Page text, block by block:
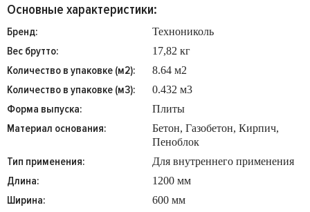
Основные характеристики:
Бренд: Технониколь
Вес брутто: 17,82 кг
Количество в упаковке (м2): 8.64 м2
Количество в упаковке (м3): 0.432 м3
Форма выпуска: Плиты
Материал основания:
Бетон, Газобетон, Кирпич,
Пеноблок
Тип применения: Для внутреннего применения
Длина: 1200 мм
Ширина: 600 мм